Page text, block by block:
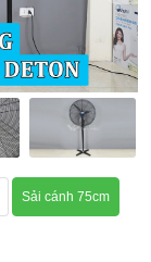
Sải cánh 75cm